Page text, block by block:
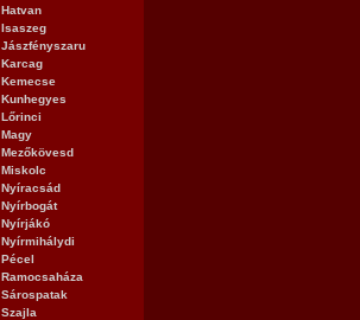
Hatvan
Isaszeg
Jászfényszaru
Karcag
Kemecse
Kunhegyes
Lőrinci
Magy
Mezőkövesd
Miskolc
Nyíracsád
Nyírbogát
Nyírjákó
Nyírmihálydi
Pécel
Ramocsaháza
Sárospatak
Szajla